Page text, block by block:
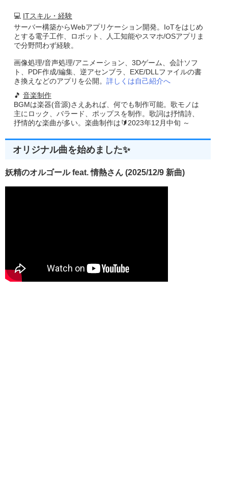
💻 ITスキル・経験
サーバー構築からWebアプリケーション開発。IoTをはじめ
とする電子工作、ロボット、人工知能やスマホ/OSアプリま
で分野問わず経験。
画像処理/音声処理/アニメーション、3Dゲーム、会計ソフ
ト、PDF作成/編集、逆アセンブラ、EXE/DLLファイルの書
き換えなどのアプリを公開。 詳しくは自己紹介へ
🎵 音楽制作
BGMは楽器(音源)さえあれば、何でも制作可能。歌モノは
主にロック、バラード、ポップスを制作。歌詞は抒情詩、
抒情的な楽曲が多い。楽曲制作は🔰2023年12月中旬 ～
オリジナル曲を始めました✨
妖精のオルゴール feat. 情熱さん (2025/12/9 新曲)